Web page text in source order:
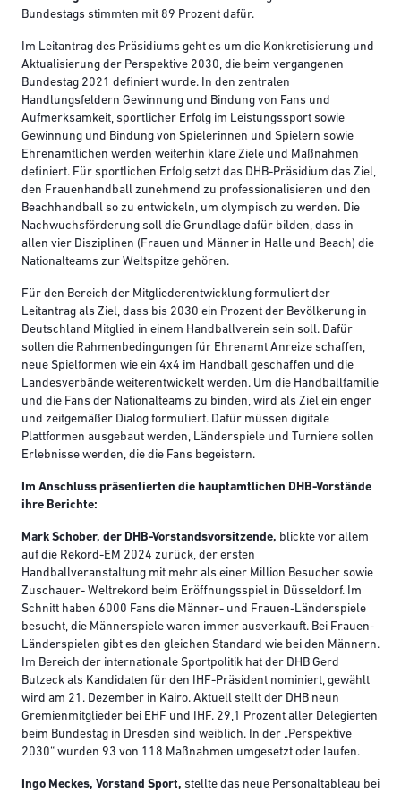
Bundestags stimmten mit 89 Prozent dafür.
Im Leitantrag des Präsidiums geht es um die Konkretisierung und
Aktualisierung der Perspektive 2030, die beim vergangenen
Bundestag 2021 definiert wurde. In den zentralen
Handlungsfeldern Gewinnung und Bindung von Fans und
Aufmerksamkeit, sportlicher Erfolg im Leistungssport sowie
Gewinnung und Bindung von Spielerinnen und Spielern sowie
Ehrenamtlichen werden weiterhin klare Ziele und Maßnahmen
definiert. Für sportlichen Erfolg setzt das DHB-Präsidium das Ziel,
den Frauenhandball zunehmend zu professionalisieren und den
Beachhandball so zu entwickeln, um olympisch zu werden. Die
Nachwuchsförderung soll die Grundlage dafür bilden, dass in
allen vier Disziplinen (Frauen und Männer in Halle und Beach) die
Nationalteams zur Weltspitze gehören.
Für den Bereich der Mitgliederentwicklung formuliert der
Leitantrag als Ziel, dass bis 2030 ein Prozent der Bevölkerung in
Deutschland Mitglied in einem Handballverein sein soll. Dafür
sollen die Rahmenbedingungen für Ehrenamt Anreize schaffen,
neue Spielformen wie ein 4x4 im Handball geschaffen und die
Landesverbände weiterentwickelt werden. Um die Handballfamilie
und die Fans der Nationalteams zu binden, wird als Ziel ein enger
und zeitgemäßer Dialog formuliert. Dafür müssen digitale
Plattformen ausgebaut werden, Länderspiele und Turniere sollen
Erlebnisse werden, die die Fans begeistern.
Im Anschluss präsentierten die hauptamtlichen DHB-Vorstände
ihre Berichte:
Mark Schober, der DHB-Vorstandsvorsitzende, blickte vor allem
auf die Rekord-EM 2024 zurück, der ersten
Handballveranstaltung mit mehr als einer Million Besucher sowie
Zuschauer- Weltrekord beim Eröffnungsspiel in Düsseldorf. Im
Schnitt haben 6000 Fans die Männer- und Frauen-Länderspiele
besucht, die Männerspiele waren immer ausverkauft. Bei Frauen-
Länderspielen gibt es den gleichen Standard wie bei den Männern.
Im Bereich der internationale Sportpolitik hat der DHB Gerd
Butzeck als Kandidaten für den IHF-Präsident nominiert, gewählt
wird am 21. Dezember in Kairo. Aktuell stellt der DHB neun
Gremienmitglieder bei EHF und IHF. 29,1 Prozent aller Delegierten
beim Bundestag in Dresden sind weiblich. In der „Perspektive
2030“ wurden 93 von 118 Maßnahmen umgesetzt oder laufen.
Ingo Meckes, Vorstand Sport, stellte das neue Personaltableau bei